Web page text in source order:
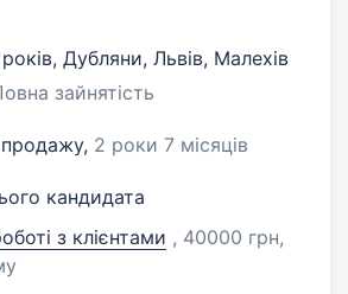
, Дубляни, Львів, Малехів
зайнятість
2 роки 7 місяців
кандидата
з клієнтами , 40000 грн,